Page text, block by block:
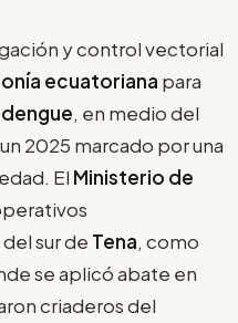
y control vectorial
ecuatoriana para
dengue, en medio del
2025 marcado por una
El Ministerio de
sur de Tena, como
se aplicó abate en
criaderos del